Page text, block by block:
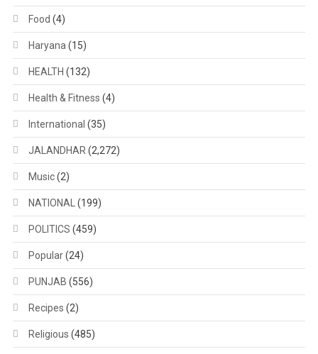
Food (4)
Haryana (15)
HEALTH (132)
Health & Fitness (4)
International (35)
JALANDHAR (2,272)
Music(2)
NATIONAL (199)
POLITICS (459)
Popular(24)
PUNJAB (556)
Recipes (2)
Religious (485)